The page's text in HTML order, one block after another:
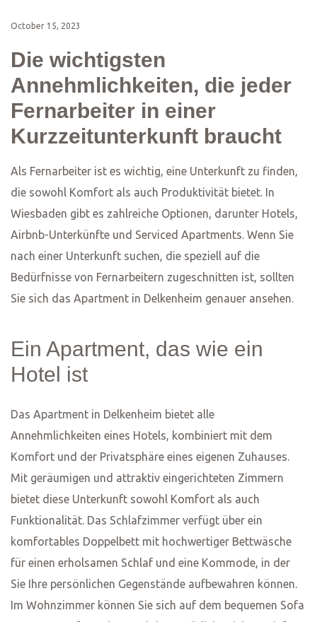
Warmes Wasser
Zusätzliche Kissen und Decken
Kochgrundlagen
Raumverdunkelnde Vorhänge
Waschsalon
Umzäunter Garten
WiFi-Geschwindigkeit (50+ Mbps)
Büro
Schreibtischstuhl
Kleideraufbewahrung
Trockengestell für Kleidung
Mückennetz
Küche
Geschirrspüler
Mikrowelle
Backofen
Kaffee-/Teemaschine
Herd
Kühlschrank
Hochstuhl
Küchenutensilien
Essbereich
Esstisch
Kaffee
Gefrierschrank
Weingläser